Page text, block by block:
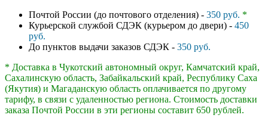
Почтой России (до почтового отделения) - 350 руб. *
Курьерской службой СДЭК (курьером до двери) - 450
руб.
До пунктов выдачи заказов СДЭК - 350 руб.
* Доставка в Чукотский автономный округ, Камчатский край,
Сахалинскую область, Забайкальский край, Республику Саха
(Якутия) и Магаданскую область оплачивается по другому
тарифу, в связи с удаленностью региона. Стоимость доставки
заказа Почтой России в эти регионы составит 650 рублей.